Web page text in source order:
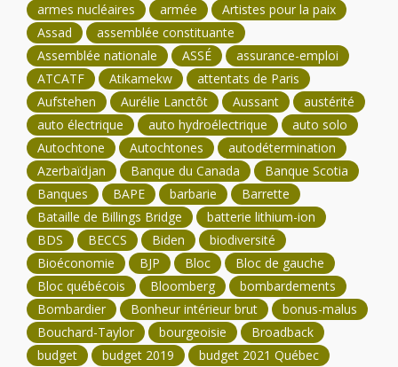
armes nucléaires
armée
Artistes pour la paix
Assad
assemblée constituante
Assemblée nationale
ASSÉ
assurance-emploi
ATCATF
Atikamekw
attentats de Paris
Aufstehen
Aurélie Lanctôt Aussant
austérité
auto électrique
auto hydroélectrique
auto solo
Autochtone
Autochtones
autodétermination
Azerbaïdjan
Banque du Canada
Banque Scotia
Banques
BAPE barbarie
Barrette
Bataille de Billings Bridge
batterie lithium-ion
BDS
BECCS Biden
biodiversité
Bioéconomie
BJP Bloc
Bloc de gauche
Bloc québécois
Bloomberg
bombardements
Bombardier
Bonheur intérieur brut
bonus-malus
Bouchard-Taylor
bourgeoisie
Broadback
budget
budget 2019
budget 2021 Québec